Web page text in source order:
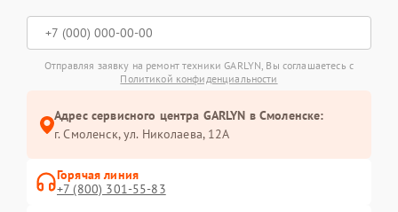
Отправляя заявку на ремонт техники GARLYN, Вы соглашаетесь с
Политикой конфиденциальности
Адрес сервисного центра GARLYN в Смоленске:
г. Смоленск, ул. Николаева, 12А
Горячая линия
+7 (800) 301-55-83